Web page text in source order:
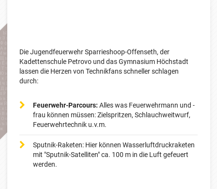
Die Jugendfeuerwehr Sparrieshoop-Offenseth, der
Kadettenschule Petrovo und das Gymnasium Höchstadt
lassen die Herzen von Technikfans schneller schlagen
durch:
Feuerwehr-Parcours: Alles was Feuerwehrmann und -
frau können müssen: Zielspritzen, Schlauchweitwurf,
Feuerwehrtechnik u.v.m.
Sputnik-Raketen: Hier können Wasserluftdruckraketen
mit "Sputnik-Satelliten" ca. 100 m in die Luft gefeuert
werden.